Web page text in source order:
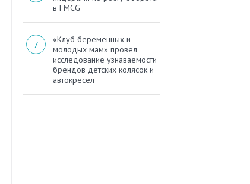
в FMCG
«Клуб беременных и
молодых мам» провел
исследование узнаваемости
брендов детских колясок и
автокресел